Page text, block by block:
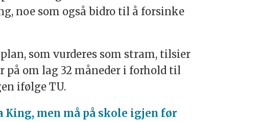
noe som også bidro til å forsinke
som vurderes som stram, tilsier
på om lag 32 måneder i forhold til
ifølge TU.
King, men må på skole igjen før